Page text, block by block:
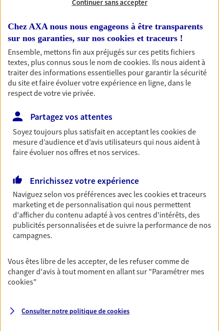
Habitation
Votre logement est unique, comme vous. Le
contrat Ma Maison assure votre sérénité en
protégeant ce qui vous tient à coeur.
Découvrir l'offre Habitation
Garantie Accidents de la Vie
Bricoleuse, féru de jardinage, pâtissier en herbe
accident du quotidien. Avec Ma Protection
Accident, protégez votre qualité de vie et vos
revenus.
Découvrir l'offre Garantie Accidents de la Vie
OBTENIR UN TARIF EN LIGNE
Multirisque Entreprise
Gagnez en simplicité et en sérénité avec votre
unique pour protéger vos locaux, matériels pro,
équipements et stocks… sans oublier votre
Continuer sans accepter
Chez AXA nous nous engageons à être transparents
sur nos garanties, sur nos cookies et traceurs !
Ensemble, mettons fin aux préjugés sur ces petits fichiers
textes, plus connus sous le nom decookies. Ils nous aident à
traiter des informations essentielles pour garantir la sécurité
du site et faire évoluer votre expérience en ligne, dans le
respect de votre vie privée.
Partagez vos attentes
Soyez toujours plus satisfait en acceptant lescookiesde
mesure d’audience et d’avis utilisateurs qui nous aident à
faire évoluer nos offres et nos services.
Enrichissez votre expérience
Naviguez selon vos préférences avec lescookies et traceurs
marketing et de personnalisation qui nous permettent
d'afficher du contenu adapté à vos centres d'intérêts, des
publicités personnalisées et de suivre la performance de nos
campagnes.
Vous êtes libre de les accepter, de les refuser comme de
changer d'avis à tout moment en allant sur "Paramétrer mes
cookies"
Consulter notre politique decookies